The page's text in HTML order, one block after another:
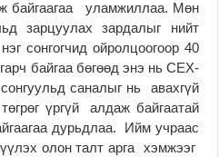
байгаагаа уламжиллаа. Мөн
зарцуулах зардалыг нийт
сонгогчид ойролцоогоор 40
байгаа бөгөөд энэ нь СЕХ-
саналыг нь авахгүй
үргүй алдаж байгаатай
дурьдлаа. Ийм учраас
олон талт арга хэмжээг